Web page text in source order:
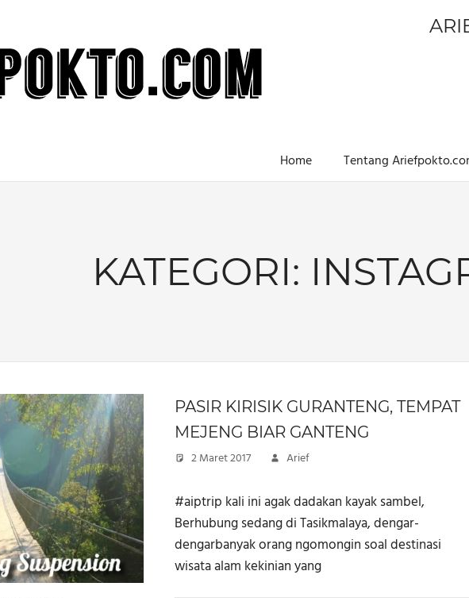
Home Tentang
KATEGORI:
PASIR KIRISIK GURANTENG, TEMPAT
MEJENG BIAR GANTENG
2 Maret 2017 Arief
#aiptrip kali ini agak dadakan kayak sambel,
Berhubung sedang di Tasikmalaya, dengar-
dengarbanyak orang ngomongin soal destinasi
wisata alam kekinian yang